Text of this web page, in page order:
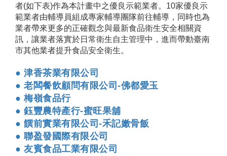
者(如下表)作為本計畫中之優良示範業者。10家優良示
範業者由輔導員組成專家輔導團隊前往輔導，同時也為
業者帶來更多的正確觀念與最新食品衛生安全相關資
訊，讓業者落實於日常衛生自主管理中，進而帶動臺南
市其他業者提升食品安全衛生。
● 津香茶業有限公司
● 老闆餐飲顧問有限公司-佛都愛玉
● 梅嶺食品行
● 鈺豐農特產行-蜜旺果舖
● 饌前實業有限公司-禾記嫩骨飯
● 聯盈發國際有限公司
● 友賓食品工業有限公司